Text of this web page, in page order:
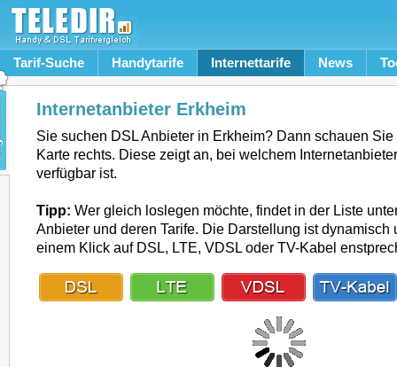
Tarif-Suche Handytarife Internettarife News
Internetanbieter Erkheim
Sie suchen DSL Anbieter in Erkheim? Dann schauen
Karte rechts. Diese zeigt an, bei welchem
verfügbar ist.
Tipp: Wer gleich loslegen möchte, findet in der Liste
Anbieter und deren Tarife. Die Darstellung ist dynamisch
einem Klick auf DSL, LTE, VDSL oder TV-Kabel